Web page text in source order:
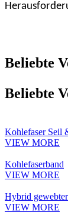
Beliebte
Beliebte
Kohlefaser Seil
VIEW MORE
Kohlefaserband
VIEW MORE
Hybrid
VIEW MORE